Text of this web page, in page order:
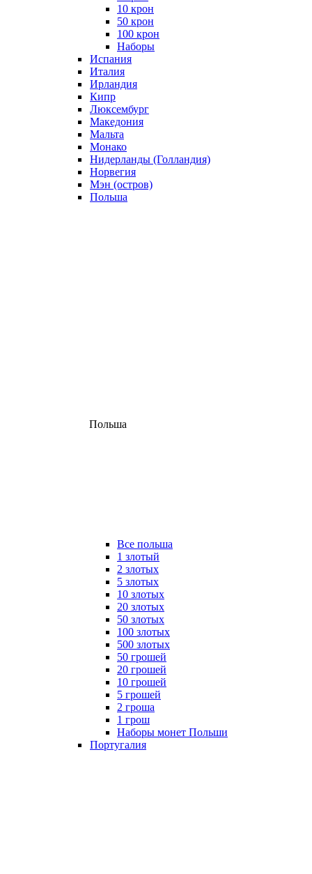
10 крон
50 крон
100 крон
Наборы
Испания
Италия
Ирландия
Кипр
Люксембург
Македония
Мальта
Монако
Нидерланды (Голландия)
Норвегия
Мэн (остров)
Польша
Польша
Все польша
1 злотый
2 злотых
5 злотых
10 злотых
20 злотых
50 злотых
100 злотых
500 злотых
50 грошей
20 грошей
10 грошей
5 грошей
2 гроша
1 грош
Наборы монет Польши
Португалия